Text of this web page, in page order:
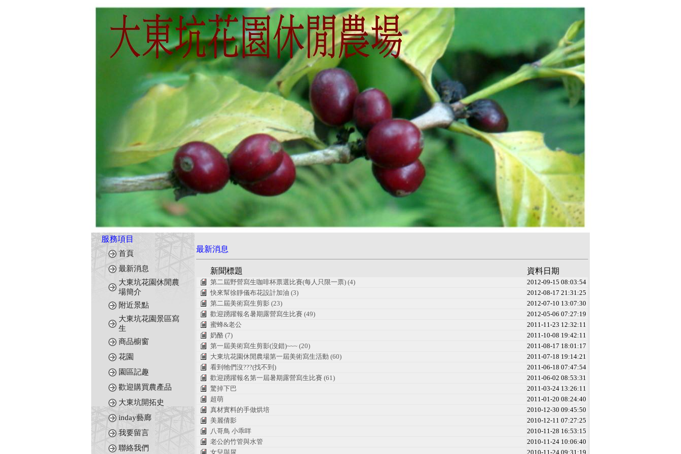
服務項目
首頁
最新消息
大東坑花園休閒農
場簡介
附近景點
大東坑花園景區寫
生
商品櫥窗
花園
園區記趣
歡迎購買農產品
大東坑開拓史
inday藝廊
我要留言
聯絡我們
最新消息
新聞標題 資料日期
第二屆野營寫生咖啡杯票選比賽(每人只限一票) (4)
2012-09-15 08:03:54
快來幫徐靜儀布花設計加油 (3)
2012-08-17 21:31:25
第二屆美術寫生剪影 (23)
2012-07-10 13:07:30
歡迎踴躍報名暑期露營寫生比賽 (49)
2012-05-06 07:27:19
蜜蜂&老公
2011-11-23 12:32:11
奶酪 (7)
2011-10-08 19:42:11
第一屆美術寫生剪影(沒錯)~~~ (20)
2011-08-17 18:01:17
大東坑花園休閒農場第一屆美術寫生活動 (60)
2011-07-18 19:14:21
看到牠們沒???(找不到)
2011-06-18 07:47:54
歡迎踴躍報名第一屆暑期露營寫生比賽 (61)
2011-06-02 08:53:31
驚掉下巴
2011-03-24 13:26:11
超萌
2011-01-20 08:24:40
真材實料的手做烘培
2010-12-30 09:45:50
美麗倩影
2010-12-11 07:27:25
八哥鳥 小乖咩
2010-11-28 16:53:15
老公的竹管與水管
2010-11-24 10:06:40
女兒與尿
2010-11-24 09:31:19